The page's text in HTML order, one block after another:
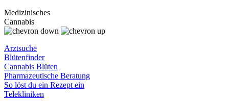
Medizinisches
Cannabis
Arztsuche
Blütenfinder
Cannabis Blüten
Pharmazeutische Beratung
So löst du ein Rezept ein
Telekliniken